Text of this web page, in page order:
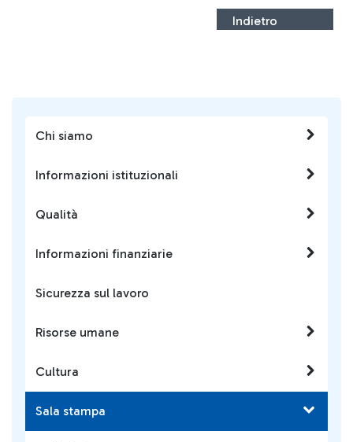
Chi siamo
Informazioni istituzionali
Qualità
Informazioni finanziarie
Sicurezza sul lavoro
Risorse umane
Cultura
Sala stampa
Indietro